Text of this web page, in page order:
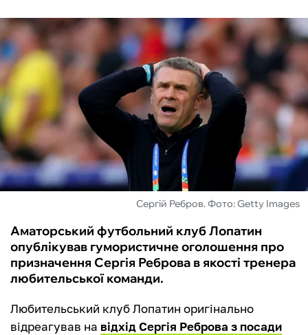
КІБЕРСПОРТ
ЧС-2026
ФУТЗАЛ
ІНШІ
БУКМЕКЕРИ
Сергій Ребров. Фото: Getty Images
Аматорський футбольний клуб Лопатин
опублікував гумористичне оголошення про
призначення Сергія Реброва в якості тренера
любительської команди.
Любительський клуб Лопатин оригінально
відреагував на відхід Сергія Реброва з посади